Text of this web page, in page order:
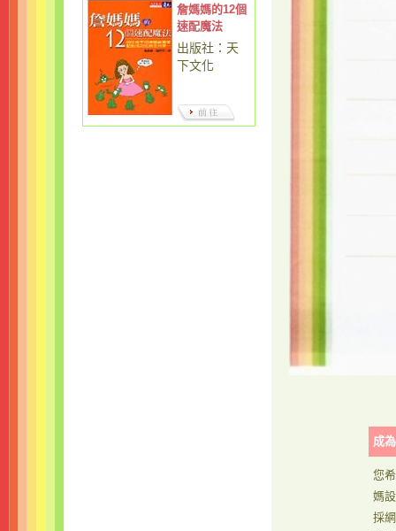
詹媽媽的12個
速配魔法
出版社：天
下文化
成
您
媽
採